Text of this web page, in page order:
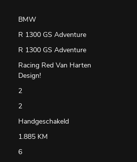
BMW
R 1300 GS Adventure
R 1300 GS Adventure
Racing Red Van Harten
Design!
2
2
Handgeschakeld
1.885 KM
6